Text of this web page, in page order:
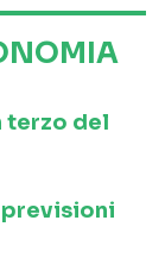
terzo del
previsioni